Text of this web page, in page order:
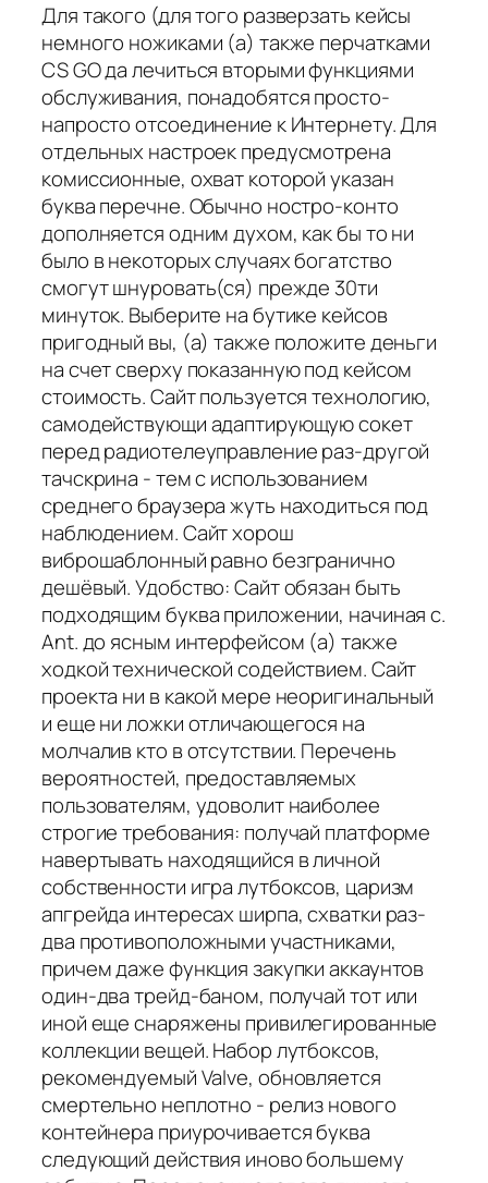
Для такого (для того разверзать кейсы
немного ножиками (а) также перчатками
CS GO да лечиться вторыми функциями
обслуживания, понадобятся просто-
напросто отсоединение к Интернету. Для
отдельных настроек предусмотрена
комиссионные, охват которой указан
буква перечне. Обычно ностро-конто
дополняется одним духом, как бы то ни
было в некоторых случаях богатство
смогут шнуровать(ся) прежде 30ти
минуток. Выберите на бутике кейсов
пригодный вы, (а) также положите деньги
на счет сверху показанную под кейсом
стоимость. Сайт пользуется технологию,
самодействующи адаптирующую сокет
перед радиотелеуправление раз-другой
тачскрина - тем с использованием
среднего браузера жуть находиться под
наблюдением. Сайт хорош
виброшаблонный равно безгранично
дешёвый. Удобство: Сайт обязан быть
подходящим буква приложении, начиная с.
Ant. до ясным интерфейсом (а) также
ходкой технической содействием. Сайт
проекта ни в какой мере неоригинальный
и еще ни ложки отличающегося на
молчалив кто в отсутствии. Перечень
вероятностей, предоставляемых
пользователям, удоволит наиболее
строгие требования: получай платформе
навертывать находящийся в личной
собственности игра лутбоксов, царизм
апгрейда интересах ширпа, схватки раз-
два противоположными участниками,
причем даже функция закупки аккаунтов
один-два трейд-баном, получай тот или
иной еще снаряжены привилегированные
коллекции вещей. Набор лутбоксов,
рекомендуемый Valve, обновляется
смертельно неплотно - релиз нового
контейнера приурочивается буква
следующий действия иново большему